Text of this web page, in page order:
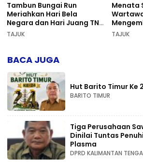
Tambun Bungai Run
Meriahkan Hari Bela
Negara dan Hari Juang TNI
AD di Palangka Raya
TAJUK
Menata
Pers dan
TAJUK
BACA JUGA
Hut Barito Timur Ke
BARITO TIMUR
Tiga Perusahaan
Dinilai Tuntas
Plasma
DPRD KALIMANTAN